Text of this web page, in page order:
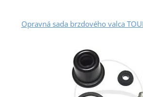
Opravná sada brzdového valca